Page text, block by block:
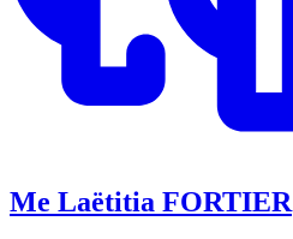
Me Laëtitia FORTIER